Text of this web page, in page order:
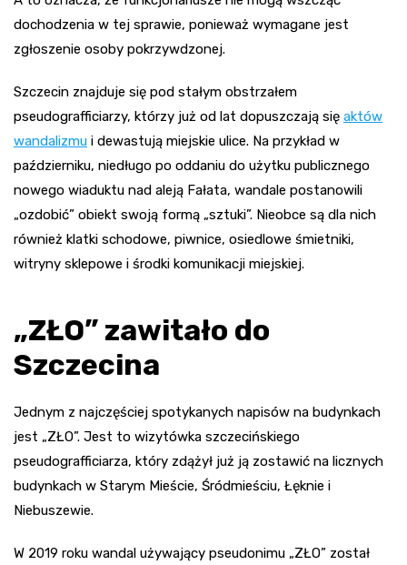
dochodzenia w tej sprawie, ponieważ wymagane jest
zgłoszenie osoby pokrzywdzonej.
Szczecin znajduje się pod stałym obstrzałem
pseudografficiarzy, którzy już od lat dopuszczają się aktów
wandalizmu i dewastują miejskie ulice. Na przykład w
październiku, niedługo po oddaniu do użytku publicznego
nowego wiaduktu nad aleją Fałata, wandale postanowili
„ozdobić” obiekt swoją formą „sztuki”. Nieobce są dla nich
również klatki schodowe, piwnice, osiedlowe śmietniki,
witryny sklepowe i środki komunikacji miejskiej.
„ZŁO” zawitało do
Szczecina
Jednym z najczęściej spotykanych napisów na budynkach
jest „ZŁO”. Jest to wizytówka szczecińskiego
pseudografficiarza, który zdążył już ją zostawić na licznych
budynkach w Starym Mieście, Śródmieściu, Łęknie i
Niebuszewie.
W 2019 roku wandal używający pseudonimu „ZŁO” został